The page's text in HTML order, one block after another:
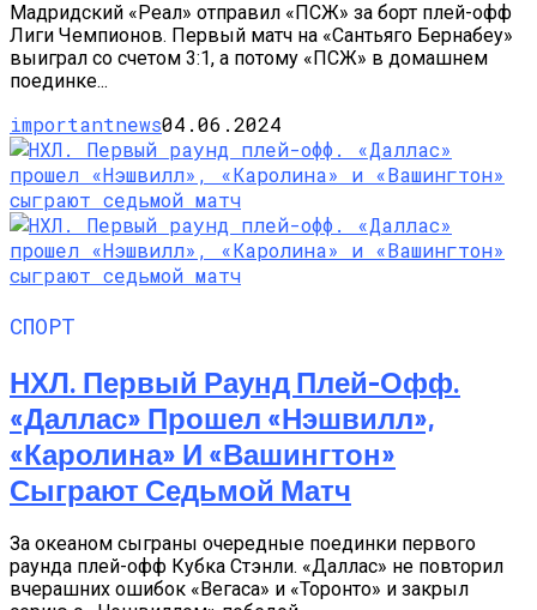
Мадридский «Реал» отправил «ПСЖ» за борт плей-офф
Лиги Чемпионов. Первый матч на «Сантьяго Бернабеу»
выиграл со счетом 3:1, а потому «ПСЖ» в домашнем
поединке...
importantnews04.06.2024
СПОРТ
НХЛ. Первый Раунд Плей-Офф.
«Даллас» Прошел «Нэшвилл»,
«Каролина» И «Вашингтон»
Сыграют Седьмой Матч
За океаном сыграны очередные поединки первого
раунда плей-офф Кубка Стэнли. «Даллас» не повторил
вчерашних ошибок «Вегаса» и «Торонто» и закрыл